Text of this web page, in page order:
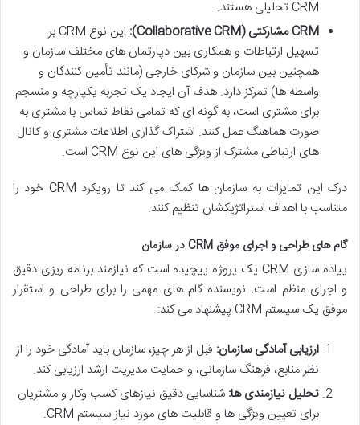
CRM تحلیلی هستند.
CRM مشارکتی (Collaborative CRM):
این نوع CRM بر
تسهیل ارتباطات و همکاری بین دپارتمان های مختلف سازمان و
همچنین بین سازمان و شرکای خارجی (مانند تأمین کنندگان و
واسطه ها) تمرکز دارد. هدف آن ایجاد یک تجربه یکپارچه و منسجم
برای مشتری است، به گونه ای که تمامی نقاط تماس با مشتری به
صورت هماهنگ عمل کنند. اشتراک گذاری اطلاعات مشتری و کانال
های ارتباطی مشترک از ویژگی های این نوع CRM است.
درک این تمایزات به سازمان ها کمک می کند تا رویکرد CRM خود را
متناسب با اهداف استراتژیکشان تنظیم کنند.
گام های طراحی و اجرای موفق CRM در سازمان
پیاده سازی CRM یک پروژه پیچیده است که نیازمند برنامه ریزی دقیق
و اجرای منظم است. نویسنده گام های مهمی را برای طراحی و استقرار
موفق یک سیستم CRM پیشنهاد می کند:
ارزیابی آمادگی سازمان: قبل از هر چیز، سازمان باید آمادگی خود را از
نظر منابع، فرهنگ سازمانی، و حمایت مدیریت ارشد ارزیابی کند.
تحلیل نیازمندی ها: شناسایی دقیق نیازهای کسب وکار و مشتریان
برای تعیین ویژگی ها و قابلیت های مورد نیاز سیستم CRM.